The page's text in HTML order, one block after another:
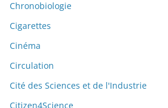
Chronobiologie
Cigarettes
Cinéma
Circulation
Cité des Sciences et de l'Industrie
Citizen4Science